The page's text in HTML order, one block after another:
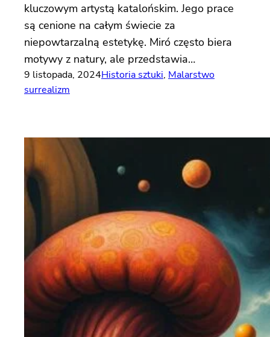
kluczowym artystą katalońskim. Jego prace
są cenione na całym świecie za
niepowtarzalną estetykę. Miró często biera
motywy z natury, ale przedstawia…
9 listopada, 2024Historia sztuki, Malarstwo
surrealizm